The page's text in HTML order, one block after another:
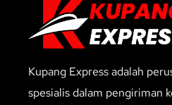
Kupang Express adalah
spesialis dalam pengiriman